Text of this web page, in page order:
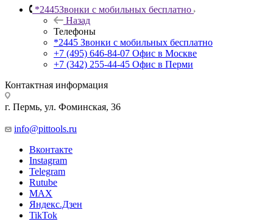
*2445Звонки с мобильных бесплатно
Назад
Телефоны
*2445 Звонки с мобильных бесплатно
+7 (495) 646-84-07 Офис в Москве
+7 (342) 255-44-45 Офис в Перми
Контактная информация
г. Пермь, ул. Фоминская, 36
info@pittools.ru
Вконтакте
Instagram
Telegram
Rutube
MAX
Яндекс.Дзен
TikTok